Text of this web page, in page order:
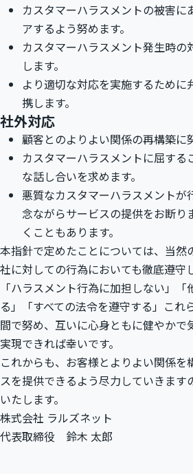
カスタマーハラスメントの被害に
アするよう努めます。
カスタマーハラスメント発生時の
します。
より適切な対応を実施するために
携します。
社外対応
顧客とのよりよい関係の再構築に
カスタマーハラスメントに屈する
な話し合いを求めます。
悪質なカスタマーハラスメントが
念ながらサービスの提供をお断り
くこともあります。
本指針で定めたことについては、当然
社に対しての行為においても徹底遵守
「ハラスメント行為に加担しない」
る」「すべての法令を遵守する」これ
間で努め、互いに心身ともに健やかで
実現できれば幸いです。
これからも、お客様とよりよい関係を
スを提供できるよう尽力していきます
いたします。
株式会社 ラルズネット
代表取締役 鈴木 太郎